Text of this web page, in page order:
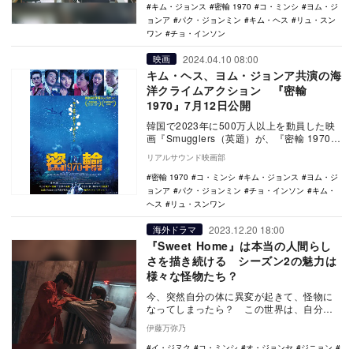
キム・ジョンス
密輸 1970 コ・ミンシ
ヨム・ジ
ョンア
パク・ジョンミン キム・ヘス
リュ・スン
ワン
チョ・インソン
映画 2024.04.10 08:00
キム・ヘス、ヨム・ジョンア共演の海
洋クライムアクション 『密輸
1970』7月12日公開
韓国で2023年に500万人以上を動員した映
画『Smugglers（英題）が、『密輸 1970』
の邦題で7月12日に日本公開され…
リアルサウンド映画部
密輸 1970
コ・ミンシ キム・ジョンス
ヨム・ジ
ョンア
パク・ジョンミン チョ・インソン
キム・
ヘス
リュ・スンワン
海外ドラマ 2023.12.20 18:00
『Sweet Home』は本当の人間らし
さを描き続ける シーズン2の魅力は
様々な怪物たち？
今、突然自分の体に異変が起きて、怪物に
なってしまったら？ この世界は、自分は
どうなってしまうのかと思わず考えてしま
う、韓国ドラマ…
伊藤万弥乃